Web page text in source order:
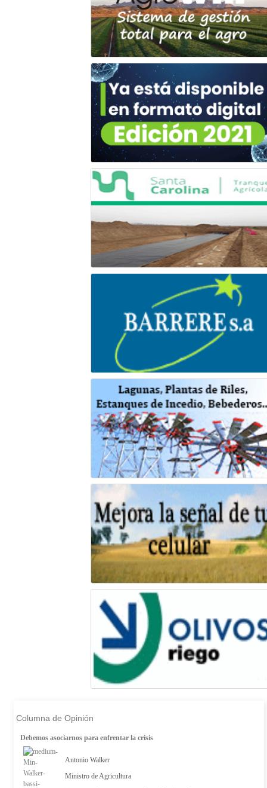
Columna de Opinión
Debemos asociarnos para enfrentar la crisis
Antonio Walker
Ministro de Agricultura